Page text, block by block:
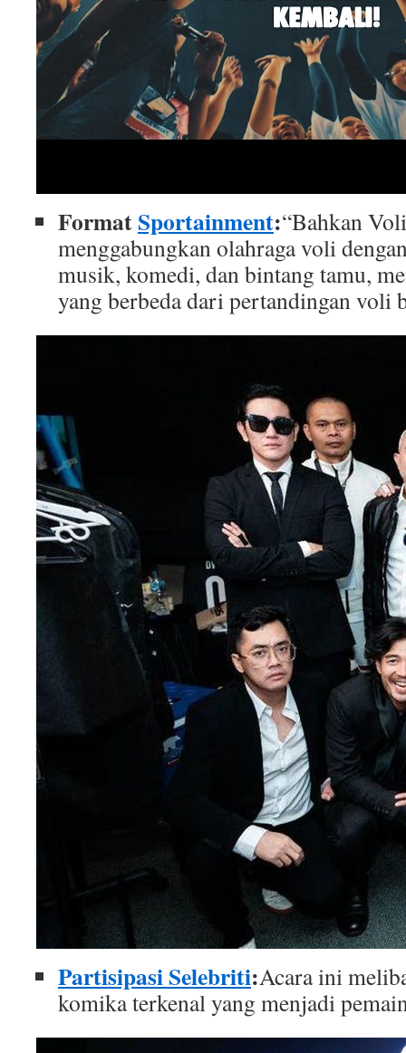
FormatSportainment:“Bahkan
menggabungkan olahraga voli
musik, komedi, dan bintang tamu,
yang berbeda dari pertandingan voli
Partisipasi Selebriti:Acara ini
komika terkenal yang menjadi